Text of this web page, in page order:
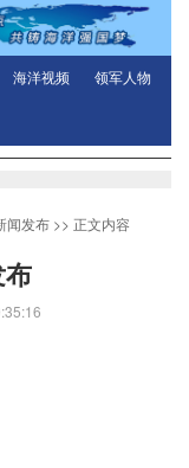
海洋视频 领军人物
闻发布 >> 正文内容